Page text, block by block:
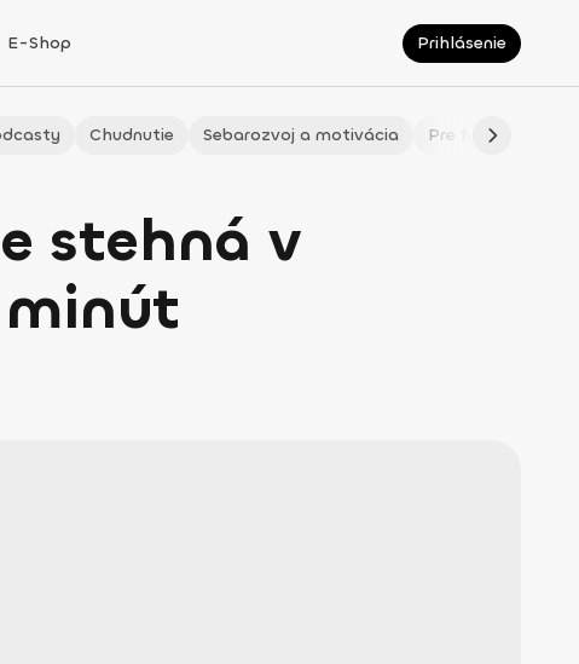
E-Shop Prihlásenie
Chudnutie Sebarozvoj a motivácia Pre fitmaminky
stehná v
minút